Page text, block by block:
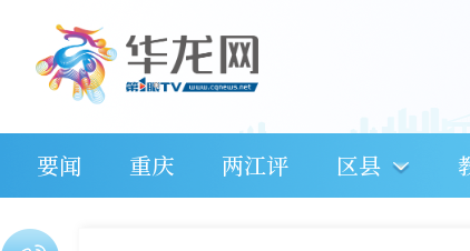
要闻 重庆 两江评 区县